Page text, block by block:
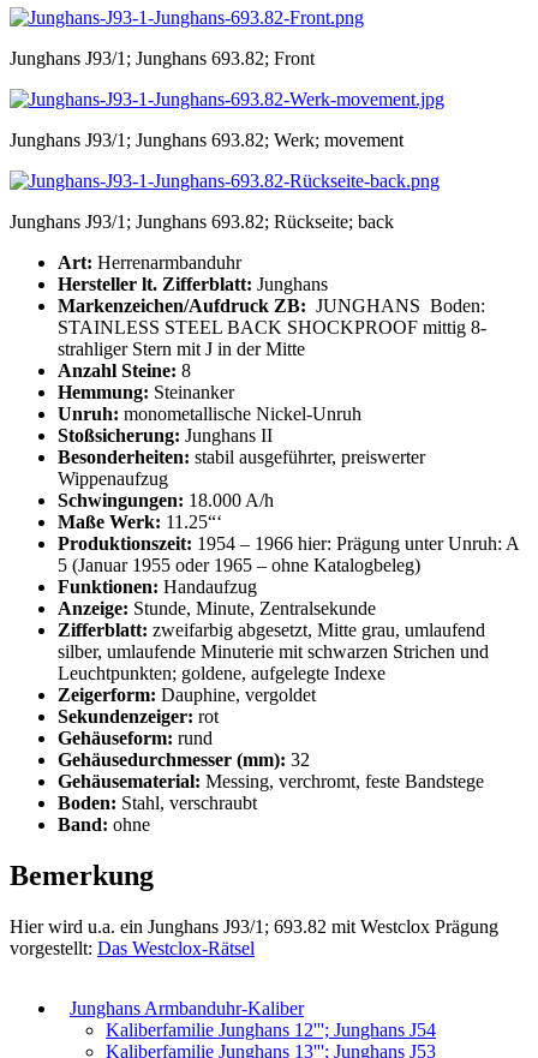
Junghans J93/1; Junghans 693.82; Front
Junghans J93/1; Junghans 693.82; Werk; movement
Junghans J93/1; Junghans 693.82; Rückseite; back
Art: Herrenarmbanduhr
Hersteller lt. Zifferblatt: Junghans
Markenzeichen/Aufdruck ZB: JUNGHANS Boden:
STAINLESS STEEL BACK SHOCKPROOF mittig 8-
strahliger Stern mit J in der Mitte
Anzahl Steine: 8
Hemmung: Steinanker
Unruh: monometallische Nickel-Unruh
Stoßsicherung: Junghans II
Besonderheiten: stabil ausgeführter, preiswerter
Wippenaufzug
Schwingungen: 18.000 A/h
Maße Werk: 11.25“‘
Produktionszeit: 1954 – 1966 hier: Prägung unter Unruh: A
5 (Januar 1955 oder 1965 – ohne Katalogbeleg)
Funktionen: Handaufzug
Anzeige: Stunde, Minute, Zentralsekunde
Zifferblatt: zweifarbig abgesetzt, Mitte grau, umlaufend
silber, umlaufende Minuterie mit schwarzen Strichen und
Leuchtpunkten; goldene, aufgelegte Indexe
Zeigerform: Dauphine, vergoldet
Sekundenzeiger: rot
Gehäuseform: rund
Gehäusedurchmesser (mm): 32
Gehäusematerial: Messing, verchromt, feste Bandstege
Boden: Stahl, verschraubt
Band: ohne
Bemerkung
Hier wird u.a. ein Junghans J93/1; 693.82 mit Westclox Prägung
vorgestellt: Das Westclox-Rätsel
Junghans Armbanduhr-Kaliber
Kaliberfamilie Junghans 12'''; Junghans J54
Kaliberfamilie Junghans 13'''; Junghans J53